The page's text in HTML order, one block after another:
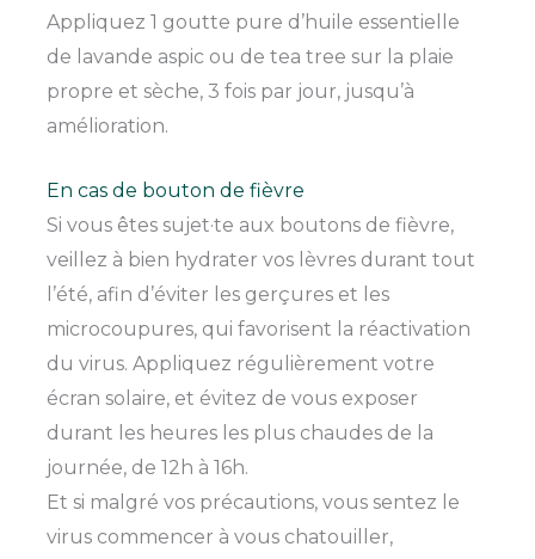
Appliquez 1 goutte pure d’huile essentielle
de lavande aspic ou de tea tree sur la plaie
propre et sèche, 3 fois par jour, jusqu’à
amélioration.
En cas de bouton de fièvre
Si vous êtes sujet·te aux boutons de fièvre,
veillez à bien hydrater vos lèvres durant tout
l’été, afin d’éviter les gerçures et les
microcoupures, qui favorisent la réactivation
du virus. Appliquez régulièrement votre
écran solaire, et évitez de vous exposer
durant les heures les plus chaudes de la
journée, de 12h à 16h.
Et si malgré vos précautions, vous sentez le
virus commencer à vous chatouiller,